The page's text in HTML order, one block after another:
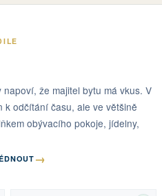
že majitel bytu má vkus. V
odčítání času, ale ve většině
obývacího pokoje, jídelny,
→